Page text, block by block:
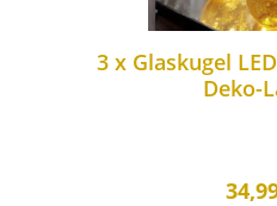
3 x Glaskugel
Deko-